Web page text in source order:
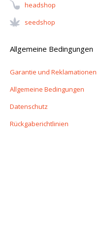
Headshop
Seedshop
Allgemeine Bedingungen
Garantie und Reklamationen
Allgemeine Bedingungen
Datenschutz
Rückgaberichtlinien